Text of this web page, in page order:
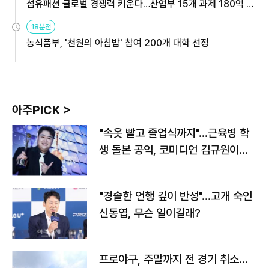
섬유패션 글로벌 경쟁력 키운다…산업부 15개 과제 180억 지
18분전
농식품부, '천원의 아침밥' 참여 200개 대학 선정
아주PICK >
"속옷 빨고 졸업식까지"…근육병 학
생 돌본 공익, 코미디언 김규원이었
"경솔한 언행 깊이 반성"…고개 숙인
신동엽, 무슨 일이길래?
프로야구, 주말까지 전 경기 취소…